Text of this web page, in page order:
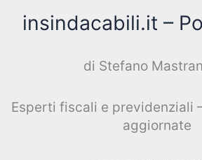
insindacabili.it –
di Stefano
Esperti fiscali e previdenziali
aggiornate